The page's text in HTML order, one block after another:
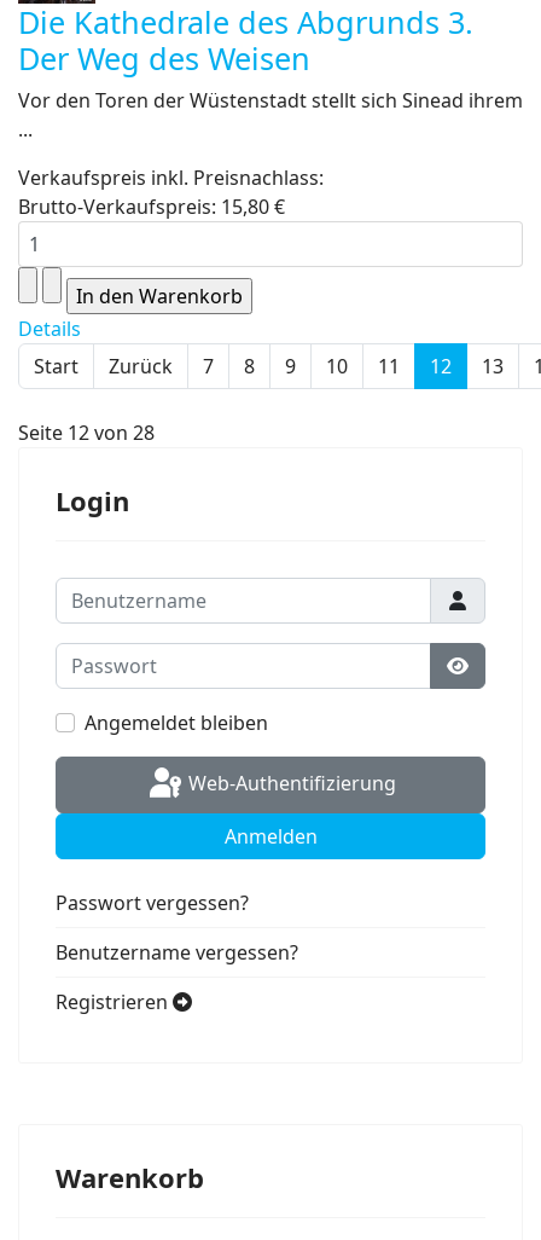
Die Kathedrale des Abgrunds 3.
Der Weg des Weisen
Vor den Toren der Wüstenstadt stellt sich Sinead ihrem
...
Verkaufspreis inkl. Preisnachlass:
Brutto-Verkaufspreis: 15,80 €
Details
Start
Zurück 7 8 9 10 11 12 13
Seite 12 von 28
Login
Benutzername
Passwort
Angemeldet bleiben
Web-Authentifizierung
Anmelden
Passwort vergessen?
Benutzername vergessen?
Registrieren
Warenkorb